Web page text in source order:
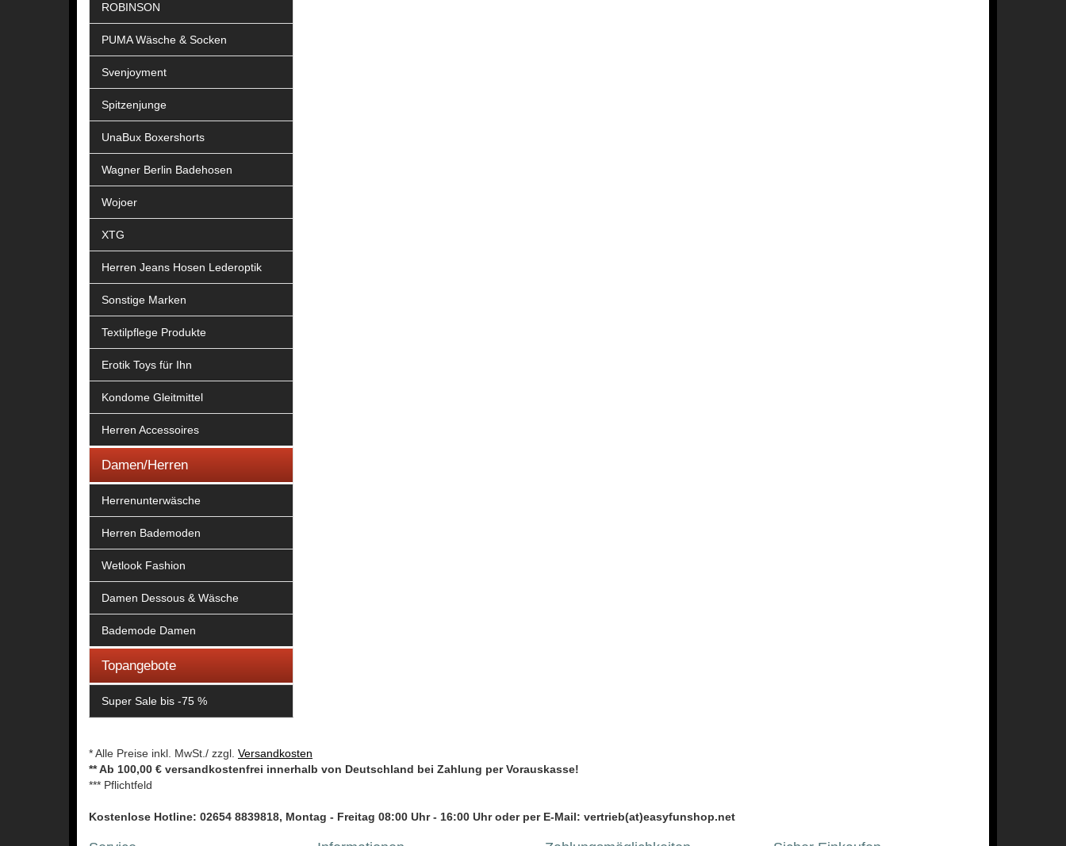
ROBINSON
PUMA Wäsche & Socken
Svenjoyment
Spitzenjunge
UnaBux Boxershorts
Wagner Berlin Badehosen
Wojoer
XTG
Herren Jeans Hosen Lederoptik
Sonstige Marken
Textilpflege Produkte
Erotik Toys für Ihn
Kondome Gleitmittel
Herren Accessoires
Damen/Herren
Herrenunterwäsche
Herren Bademoden
Wetlook Fashion
Damen Dessous & Wäsche
Bademode Damen
Topangebote
Super Sale bis -75 %
* Alle Preise inkl. MwSt./ zzgl. Versandkosten
** Ab 100,00 € versandkostenfrei innerhalb von Deutschland bei Zahlung per Vorauskasse!
*** Pflichtfeld
Kostenlose Hotline: 02654 8839818, Montag - Freitag 08:00 Uhr - 16:00 Uhr oder per E-Mail: vertrieb(at)easyfunshop.net